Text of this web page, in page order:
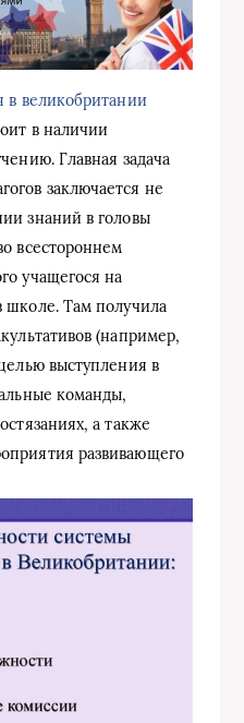
в великобритании
в наличии
Главная задача
заключается не
знаний в головы
всестороннем
учащегося на
школе. Там получила
(например,
выступления в
команды,
а также
развивающего